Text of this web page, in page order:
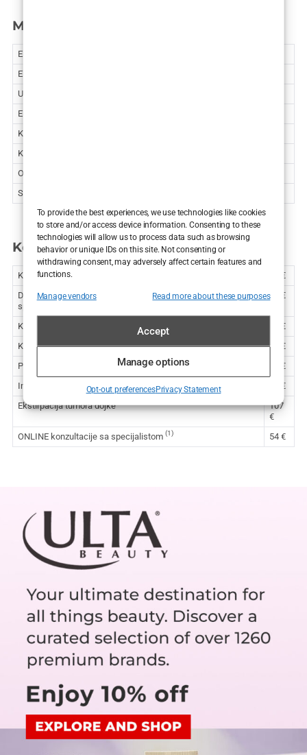
To provide the best experiences, we use technologies like cookies
to store and/or access device information. Consenting to these
technologies will allow us to process data such as browsing
behavior or unique IDs on this site. Not consenting or
withdrawing consent, may adversely affect certain features and
functions.
Manage vendors Read more about these purposes
Accept
Manage options
Opt-out preferencesPrivacy Statement
Mali kirurški zahvati
Ekscizija madeža
Ekscizija madeža/tumora s rekonstrukcijom
Uklanjanje ksantelazme (jedna vjeđa)
Ekscizija ostalih promjena na koži
Kirurško uklanjanje tetovaža
Kirurška korekcija ožiljaka
Odstranjivanje uraslog nokta
Sindrom karpalnog kanala (cijena po ruci)
Konzultacije
Konzultacijski pregled sa specijalistom
54 €
Drugo mišljenje kirurga – konzultacijski pregled sa
specijalistom
67 €
Konzultacijski pregled s VECTRA 3D
54 €
Kontrola
40 €
PHD (patohistološka dijagnoza) – jedan uzorak
80 €
Imunohistokemijska analiza – jedan uzorak
54 €
Ekstirpacija tumora dojke
107
€
ONLINE konzultacije sa specijalistom (1) 54 €